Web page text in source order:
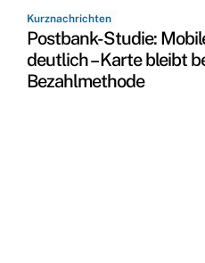
Kurznachrichten
Postbank-Studie:
deutlich – Karte bleibt
Bezahlmethode